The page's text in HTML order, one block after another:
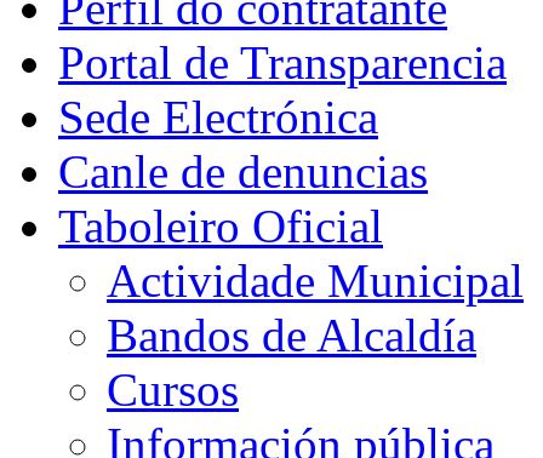
Portal de Transparencia
Sede Electrónica
Canle de denuncias
Taboleiro Oficial
Actividade Municipal
Bandos de Alcaldía
Cursos
Información pública